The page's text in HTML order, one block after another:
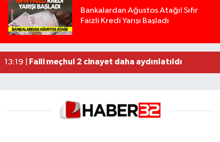
Bankalardan Ağustos Atağı! Sıfır
Faizli Kredi Yarışı Başladı
19:36 |Isparta’da Silah Operasyonu: 165 Tabanca Ele
17:18 | Anız Yangını Kazaya Neden Oldu: 13 Araç
17:08 |Alevlere Teslim Olan Gecekondu Kullanılamaz
13:19 |
Faili meçhul 2 cinayet daha aydınlatıldı